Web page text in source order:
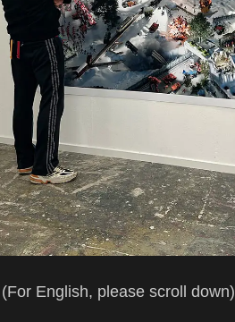
(For English, please scroll down)